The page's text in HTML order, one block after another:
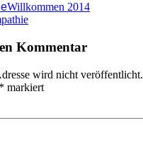
Willkommen 2014
Kommentar
wird nicht veröffentlicht.
* markiert